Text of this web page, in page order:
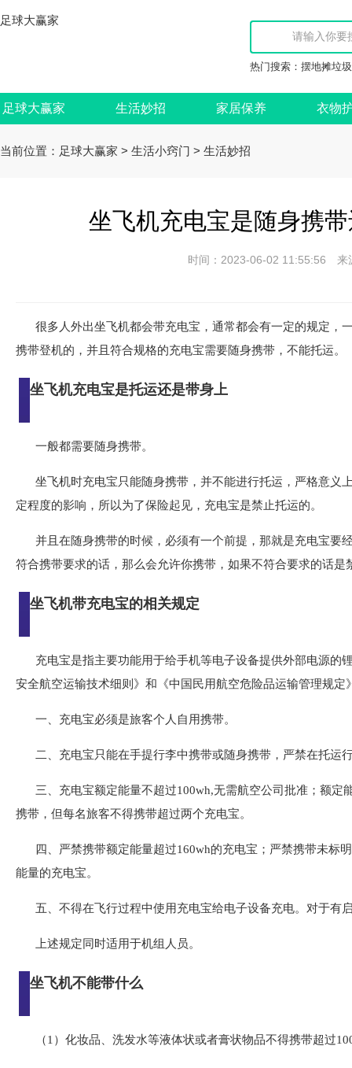
足球大赢家
热门搜索： 摆地摊垃
足球大赢家 生活妙招 家居保养 衣物
当前位置： 足球大赢家 > 生活小窍门 > 生活妙招
坐飞机充电宝是随身携
时间：2023-06-02 11:55:56
很多人外出坐飞机都会带充电宝，通常都会有一定的规定，
携带登机的，并且符合规格的充电宝需要随身携带，不能托运。
坐飞机充电宝是托运还是带身上
一般都需要随身携带。
坐飞机时充电宝只能随身携带，并不能进行托运，严格意义
定程度的影响，所以为了保险起见，充电宝是禁止托运的。
并且在随身携带的时候，必须有一个前提，那就是充电宝要
符合携带要求的话，那么会允许你携带，如果不符合要求的话是
坐飞机带充电宝的相关规定
充电宝是指主要功能用于给手机等电子设备提供外部电源的
安全航空运输技术细则》和《中国民用航空危险品运输管理规
一、充电宝必须是旅客个人自用携带。
二、充电宝只能在手提行李中携带或随身携带，严禁在托运
三、充电宝额定能量不超过100wh,无需航空公司批准；额
携带，但每名旅客不得携带超过两个充电宝。
四、严禁携带额定能量超过160wh的充电宝；严禁携带未标
能量的充电宝。
五、不得在飞行过程中使用充电宝给电子设备充电。对于有
上述规定同时适用于机组人员。
坐飞机不能带什么
（1）化妆品、洗发水等液体状或者膏状物品不得携带超过